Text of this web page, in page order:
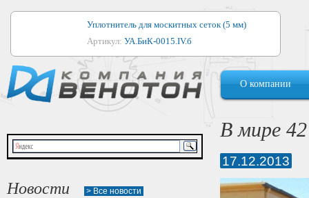
Уплотнитель для москитных сеток (5 мм)
Артикул: УА.БиК-0015.IV.б
Уплотнитель для алюминиевых окон
Артикул:1044
Уплотнитель для деревянных окон
Артикул:УМ.БиК-0062.IV.б
Уплотнитель лоджиевый для (4, 5, 6 мм)
О компании
Новости > Все новости
В мире
17.12.2013